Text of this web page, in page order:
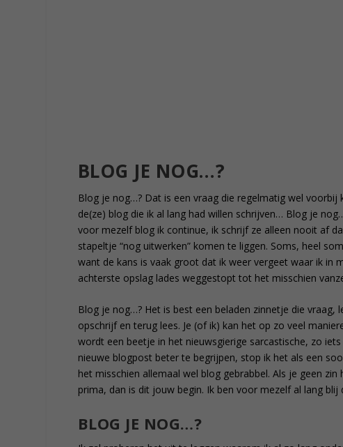
BLOG JE NOG…?
Blog je nog…? Dat is een vraag die regelmatig wel
de(ze) blog die ik al lang had willen schrijven… Blog je
voor mezelf blog ik continue, ik schrijf ze alleen nooit af
stapeltje “nog uitwerken” komen te liggen. Soms, heel
want de kans is vaak groot dat ik weer vergeet waar ik in
achterste opslag lades weggestopt tot het misschien
Blog je nog…? Het is best een beladen zinnetje die
opschrijf en terug lees. Je (of ik) kan het op zo veel
wordt een beetje in het nieuwsgierige sarcastische, zo
nieuwe blogpost beter te begrijpen, stop ik het als een
het misschien allemaal wel blog gebrabbel. Als je geen
prima, dan is dit jouw begin. Ik ben voor mezelf al lang
BLOG JE NOG…?